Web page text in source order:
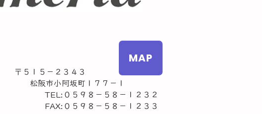
〒５１５－２３４３
松阪市小阿坂町１７７－１
TEL:０５９８－５８－１２３２
​ FAX:０５９８－５８－１２３３
MAP